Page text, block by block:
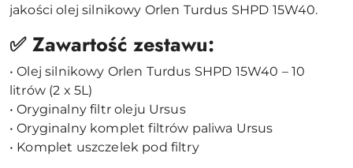
jakości olej silnikowy Orlen Turdus SHPD 15W40.
✅ Zawartość zestawu:
• Olej silnikowy Orlen Turdus SHPD 15W40 – 10
litrów (2 x 5L)
• Oryginalny filtr oleju Ursus
• Oryginalny komplet filtrów paliwa Ursus
• Komplet uszczelek pod filtry